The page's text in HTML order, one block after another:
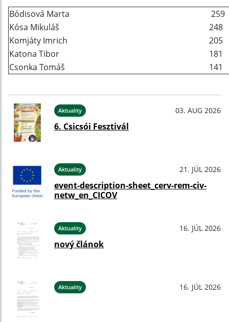
Bódisová Marta
259
Kósa Mikuláš
248
Komjáty Imrich
205
Katona Tibor
181
Csonka Tomáš
141
Aktuality 03. AUG 2026
6. Csicsói Fesztivál
Aktuality 21. JÚL 2026
event-description-sheet_cerv-rem-civ-
netw_en_CICOV
Aktuality 16. JÚL 2026
nový článok
Aktuality 16. JÚL 2026